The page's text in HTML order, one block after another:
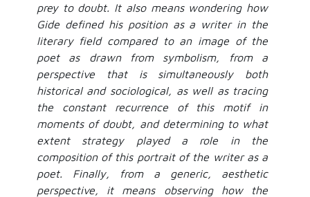
prey to doubt. It also means wondering how
Gide defined his position as a writer in the
literary field compared to an image of the
poet as drawn from symbolism, from a
perspective that is simultaneously both
historical and sociological, as well as tracing
the constant recurrence of this motif in
moments of doubt, and determining to what
extent strategy played a role in the
composition of this portrait of the writer as a
poet. Finally, from a generic, aesthetic
perspective, it means observing how the